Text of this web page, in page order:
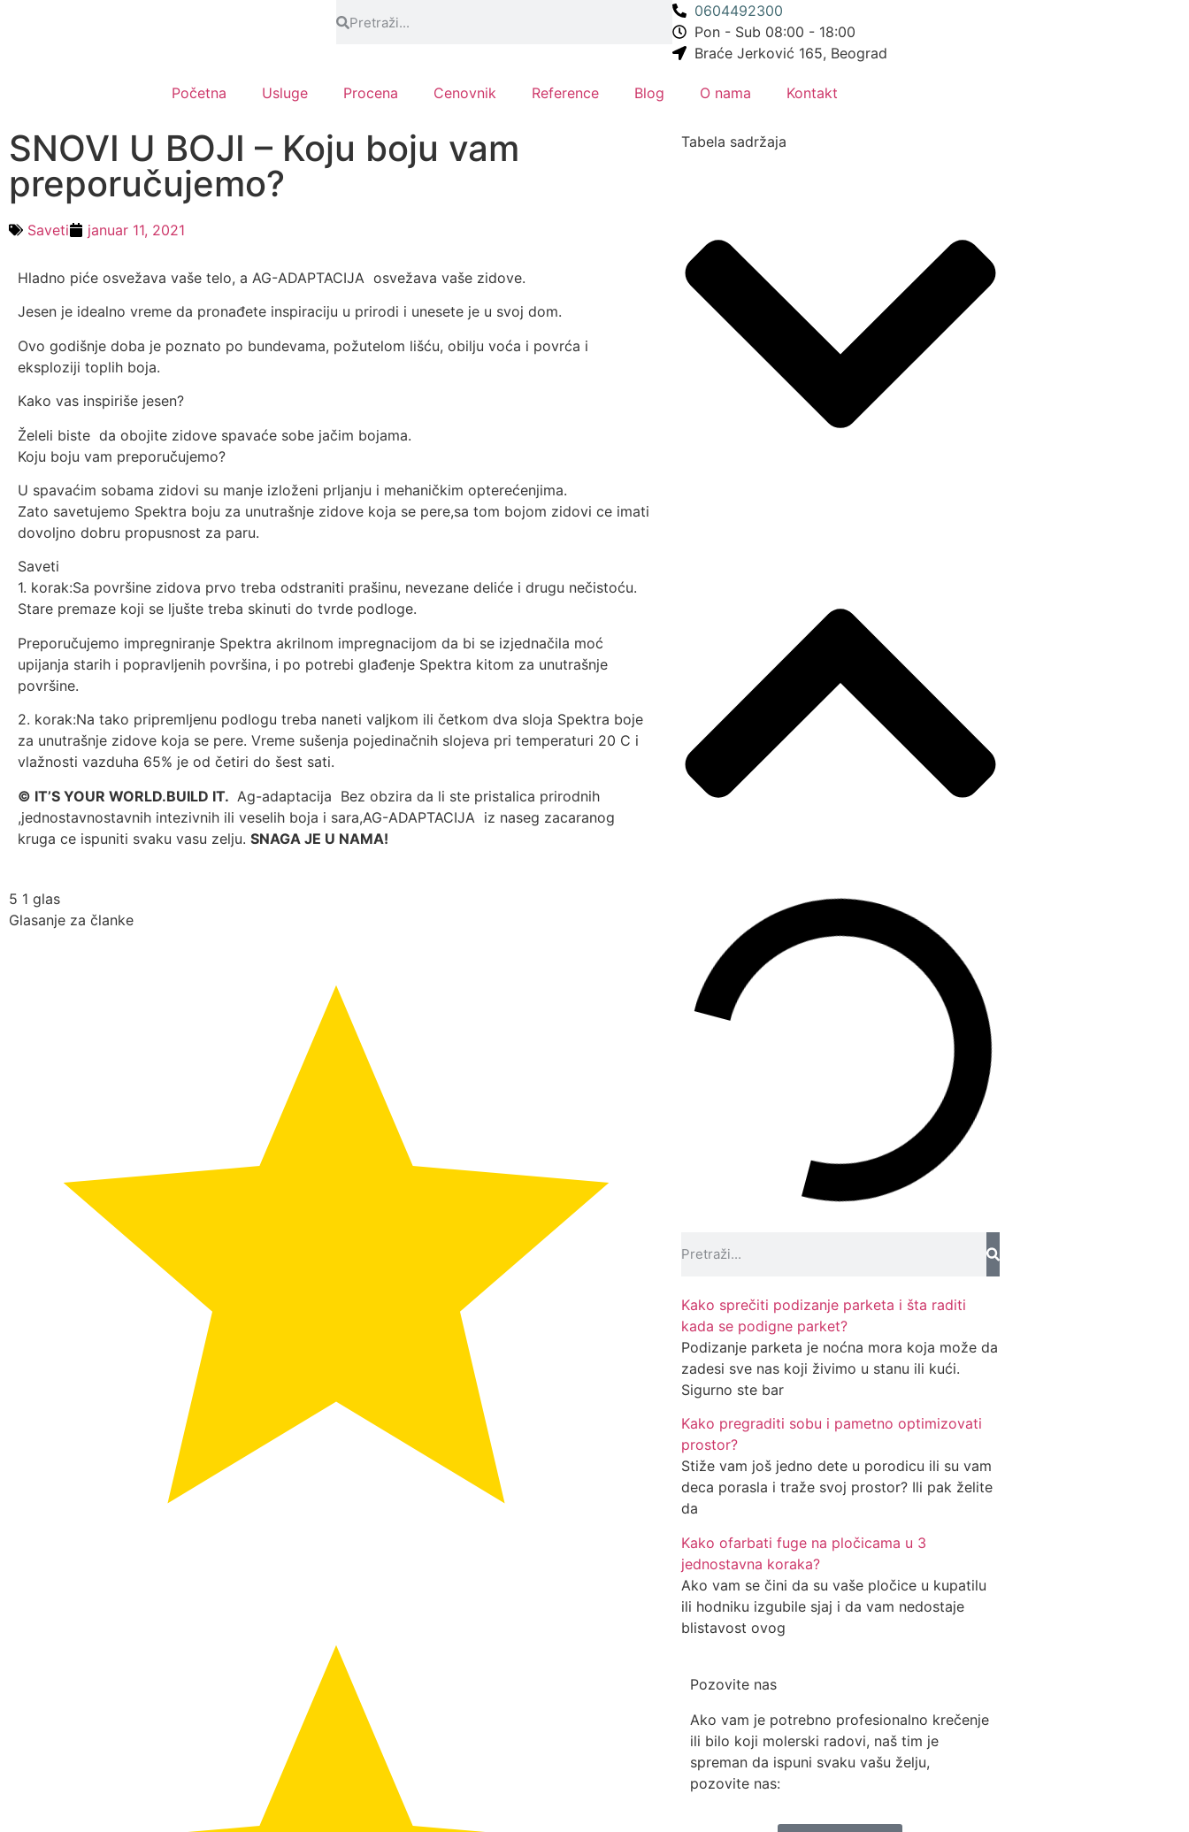
0604492300
Pon - Sub 08:00 - 18:00
Braće Jerković 165, Beograd
Početna Usluge Procena Cenovnik Reference Blog O nama Kontakt
SNOVI U BOJI – Koju boju vam
preporučujemo?
Saveti januar 11, 2021
Hladno piće osvežava vaše telo, a AG-ADAPTACIJA osvežava vaše zidove.
Jesen je idealno vreme da pronađete inspiraciju u prirodi i unesete je u svoj dom.
Ovo godišnje doba je poznato po bundevama, požutelom lišću, obilju voća i povrća i
eksploziji toplih boja.
Kako vas inspiriše jesen?
Želeli biste da obojite zidove spavaće sobe jačim bojama.
Koju boju vam preporučujemo?
U spavaćim sobama zidovi su manje izloženi prljanju i mehaničkim opterećenjima.
Zato savetujemo Spektra boju za unutrašnje zidove koja se pere,sa tom bojom zidovi ce imati
dovoljno dobru propusnost za paru.
Saveti
1. korak:Sa površine zidova prvo treba odstraniti prašinu, nevezane deliće i drugu nečistoću.
Stare premaze koji se ljušte treba skinuti do tvrde podloge.
Preporučujemo impregniranje Spektra akrilnom impregnacijom da bi se izjednačila moć
upijanja starih i popravljenih površina, i po potrebi glađenje Spektra kitom za unutrašnje
površine.
2. korak:Na tako pripremljenu podlogu treba naneti valjkom ili četkom dva sloja Spektra boje
za unutrašnje zidove koja se pere. Vreme sušenja pojedinačnih slojeva pri temperaturi 20 C i
vlažnosti vazduha 65% je od četiri do šest sati.
© IT’S YOUR WORLD.BUILD IT. Ag-adaptacija Bez obzira da li ste pristalica prirodnih
,jednostavnostavnih intezivnih ili veselih boja i sara,AG-ADAPTACIJA iz naseg zacaranog
kruga ce ispuniti svaku vasu zelju. SNAGA JE U NAMA!
5 1 glas
Glasanje za članke
Tabela sadržaja
Kako sprečiti podizanje parketa i šta raditi
kada se podigne parket?
Podizanje parketa je noćna mora koja može da
zadesi sve nas koji živimo u stanu ili kući.
Sigurno ste bar
Kako pregraditi sobu i pametno optimizovati
prostor?
Stiže vam još jedno dete u porodicu ili su vam
deca porasla i traže svoj prostor? Ili pak želite
da
Kako ofarbati fuge na pločicama u 3
jednostavna koraka?
Ako vam se čini da su vaše pločice u kupatilu
ili hodniku izgubile sjaj i da vam nedostaje
blistavost ovog
Pozovite nas
Ako vam je potrebno profesionalno krečenje
ili bilo koji molerski radovi, naš tim je
spreman da ispuni svaku vašu želju,
pozovite nas: